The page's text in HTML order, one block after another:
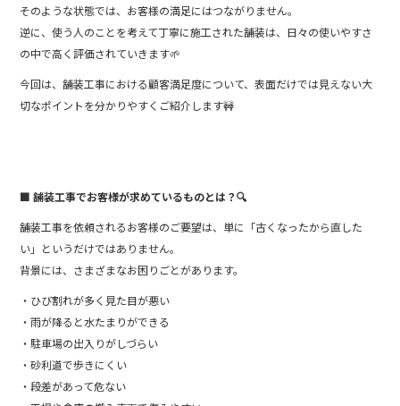
そのような状態では、お客様の満足にはつながりません。
逆に、使う人のことを考えて丁寧に施工された舗装は、日々の使いやすさ
の中で高く評価されていきます🌱
今回は、舗装工事における顧客満足度について、表面だけでは見えない大
切なポイントを分かりやすくご紹介します🚧
■ 舗装工事でお客様が求めているものとは？🔍
舗装工事を依頼されるお客様のご要望は、単に「古くなったから直した
い」というだけではありません。
背景には、さまざまなお困りごとがあります。
・ひび割れが多く見た目が悪い
・雨が降ると水たまりができる
・駐車場の出入りがしづらい
・砂利道で歩きにくい
・段差があって危ない